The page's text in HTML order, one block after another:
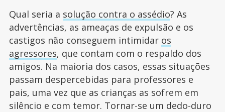
Qual seria a solução contra o assédio? As
advertências, as ameaças de expulsão e os
castigos não conseguem intimidar os
agressores, que contam com o respaldo dos
amigos. Na maioria dos casos, essas situações
passam despercebidas para professores e
pais, uma vez que as crianças as sofrem em
silêncio e com temor. Tornar-se um dedo-duro